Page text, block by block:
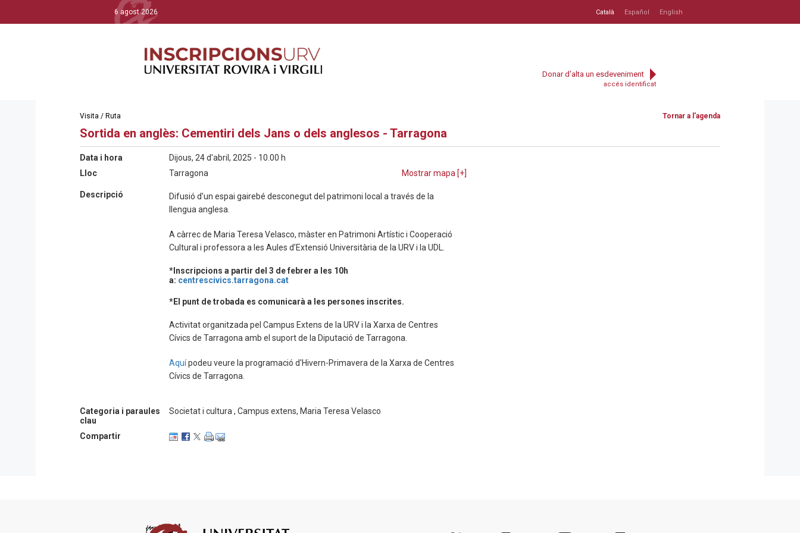
6 agost 2026 Català Español English
Donar d'alta un esdeveniment
accés identificat
Visita / Ruta Tornar a l'agenda
Sortida en anglès: Cementiri dels Jans o dels anglesos - Tarragona
Data i hora
Dijous, 24 d'abril, 2025 - 10.00 h
Lloc
Tarragona Mostrar mapa [+]
Descripció
Difusió d’un espai gairebé desconegut del patrimoni local a través de la
llengua anglesa.
A càrrec de Maria Teresa Velasco, màster en Patrimoni Artístic i Cooperació
Cultural i professora a les Aules d’Extensió Universitària de la URV i la UDL.
*Inscripcions a partir del 3 de febrer a les 10h
a: centrescivics.tarragona.cat
*El punt de trobada es comunicarà a les persones inscrites.
Activitat organitzada pel Campus Extens de la URV i la Xarxa de Centres
Cívics de Tarragona amb el suport de la Diputació de Tarragona.
Aquípodeu veure la programació d'Hivern-Primavera de la Xarxa de Centres
Cívics de Tarragona.
Categoria i paraules
clau
Societat i cultura , Campus extens, Maria Teresa Velasco
Compartir